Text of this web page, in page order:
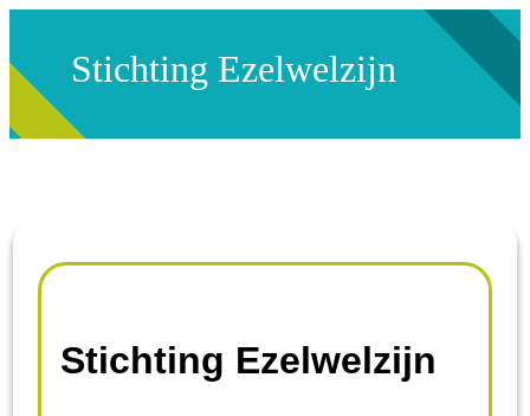
Stichting Ezelwelzijn
Stichting Ezelwelzijn